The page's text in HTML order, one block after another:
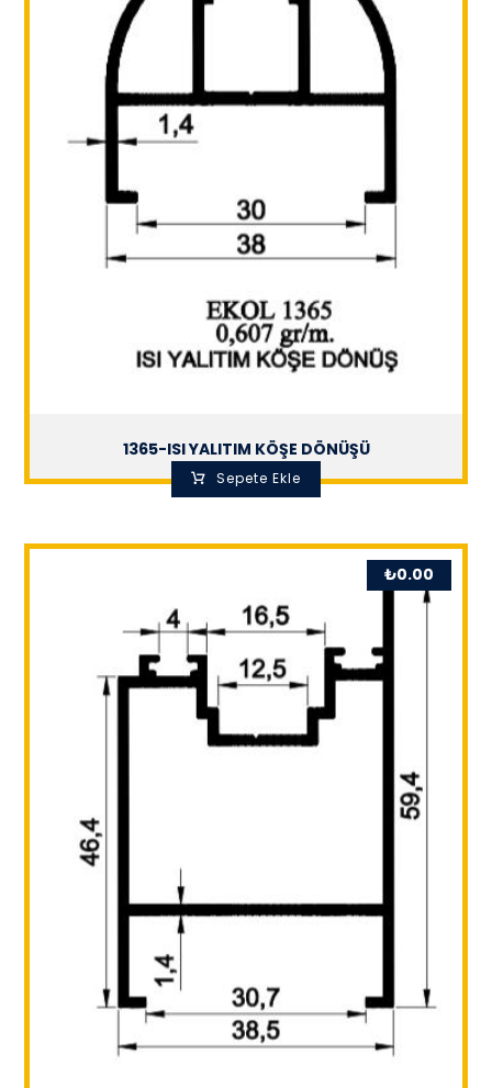
1365-ISI YALITIM KÖŞE DÖNÜŞÜ
Sepete Ekle
₺0.00